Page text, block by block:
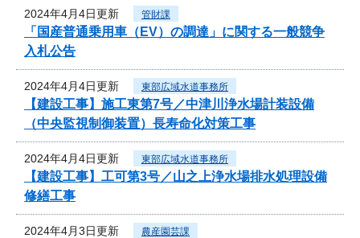
2024年4月4日更新 管財課
「国産普通乗用車（EV）の調達」に関する一般競争
入札公告
2024年4月4日更新 東部広域水道事務所
【建設工事】施工東第7号／中津川浄水場計装設備
（中央監視制御装置）長寿命化対策工事
2024年4月4日更新 東部広域水道事務所
【建設工事】工可第3号／山之上浄水場排水処理設備
修繕工事
2024年4月3日更新 農産園芸課